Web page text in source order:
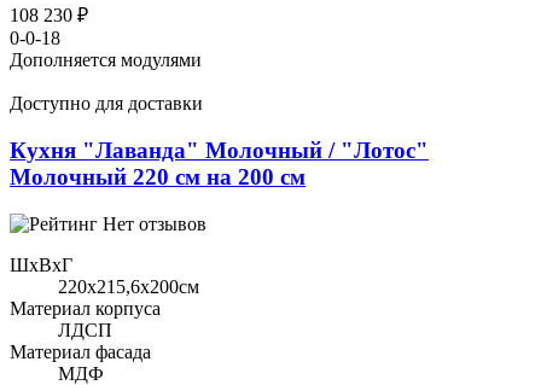
108 230 ₽
0-0-18
Дополняется модулями
Доступно для доставки
Кухня "Лаванда" Молочный / "Лотос"
Молочный 220 см на 200 см
Нет отзывов
ШхВхГ
220x215,6х200см
Материал корпуса
ЛДСП
Материал фасада
МДФ